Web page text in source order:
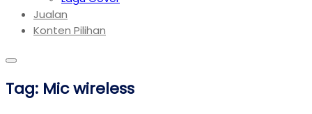
Jualan
Konten Pilihan
Tag: Mic wireless